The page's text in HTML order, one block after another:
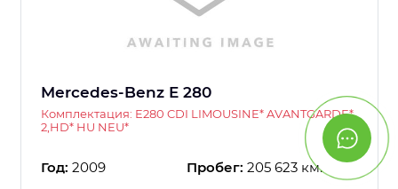
Mercedes-Benz E 280
Комплектация: E280 CDI LIMOUSINE* AVANTGARDE*
2,HD* HU NEU*
Год: 2009 Пробег: 205 623 км.